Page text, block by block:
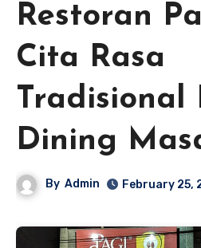
Restoran
Cita Rasa
Tradisional
Dining
By Admin February 25,